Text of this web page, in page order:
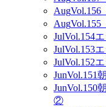
AugVol.156
AugVol.155
JulVol.154
JulVol.153
JulVol.152
JunVol.151
JunVol.150
②